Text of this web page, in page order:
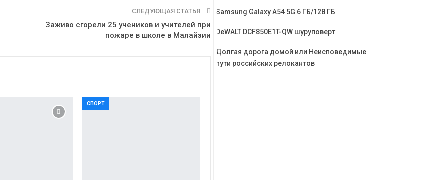
СЛЕДУЮЩАЯ СТАТЬЯ
Заживо сгорели 25 учеников и учителей при
пожаре в школе в Малайзии
СПОРТ
Samsung Galaxy A54 5G 6 ГБ/128 ГБ
DeWALT DCF850E1T-QW шуруповерт
Долгая дорога домой или Неисповедимые
пути российских релокантов